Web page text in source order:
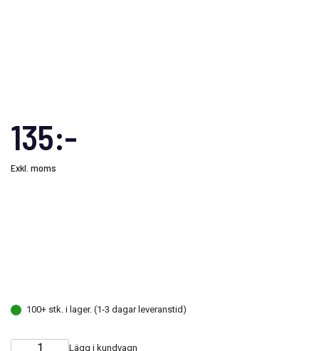
135:-
Exkl. moms
100+ stk. i lager. (1-3 dagar leveranstid)
Lägg i kundvagn